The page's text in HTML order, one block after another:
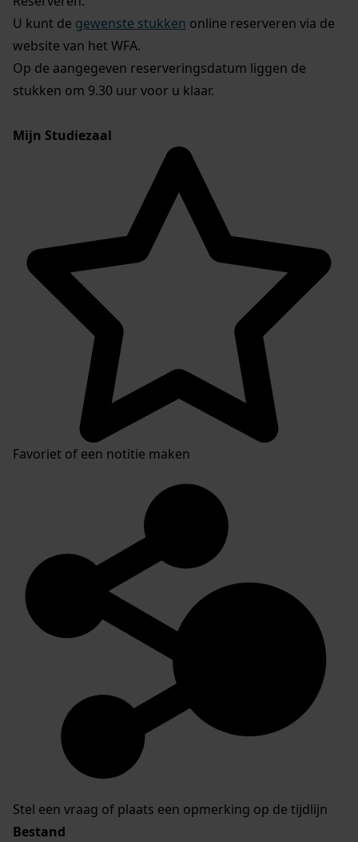
U kunt de gewenste stukken online reserveren via de
website van het WFA.
Op de aangegeven reserveringsdatum liggen de
stukken om 9.30 uur voor u klaar.
Mijn Studiezaal
Favoriet of een notitie maken
Stel een vraag of plaats een opmerking op de tijdlijn
Bestand